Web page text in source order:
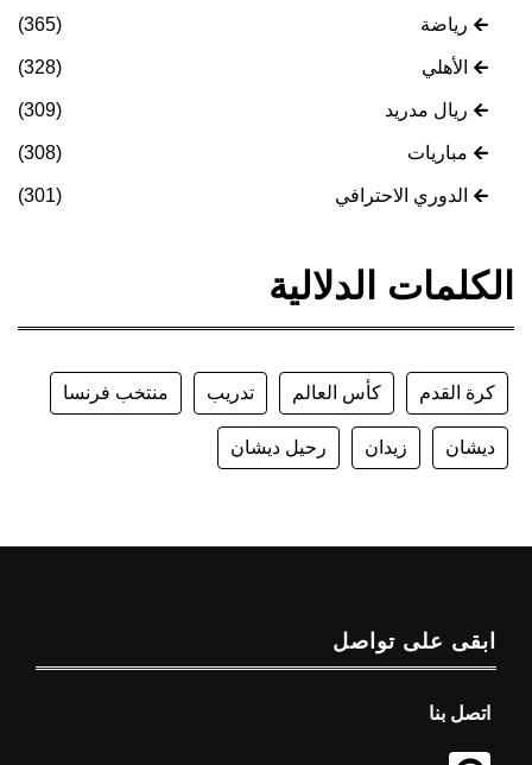
رياضة (365)
الأهلي (328)
ريال مدريد (309)
مباريات (308)
الدوري الاحترافي (301)
الكلمات الدلالية
كرة القدم كأس العالم تدريب منتخب فرنسا
ديشان زيدان رحيل ديشان
ابقى على تواصل
اتصل بنا